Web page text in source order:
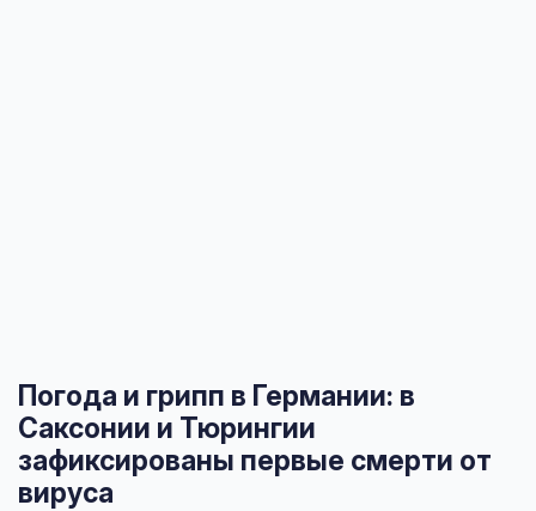
Погода и грипп в Германии: в
Саксонии и Тюрингии
зафиксированы первые смерти от
вируса